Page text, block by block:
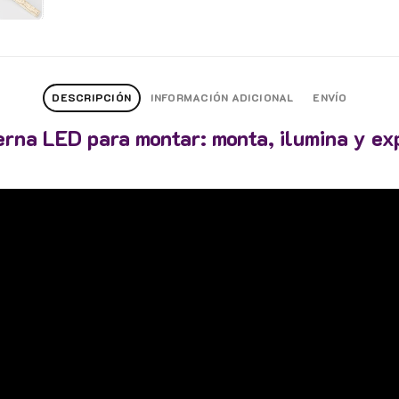
DESCRIPCIÓN INFORMACIÓN ADICIONAL ENVÍO
LED para montar: monta, ilumina y